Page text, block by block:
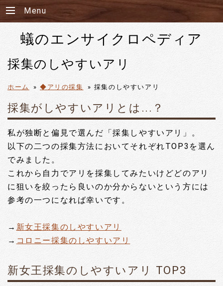
Menu
蟻のエンサイクロペディア
採集のしやすいアリ
ホーム » ◆アリの採集 » 採集のしやすいアリ
採集がしやすいアリとは...？
私が独断と偏見で選んだ「採集しやすいアリ」。
以下の二つの採集方法においてそれぞれTOP3を選ん
でみました。
これから自力でアリを採集してみたいけどどのアリ
に狙いを絞ったら良いのか分からないという方には
参考の一つになれば幸いです。
→ 新女王採集のしやすいアリ
→ コロニー採集のしやすいアリ
新女王採集のしやすいアリ TOP3